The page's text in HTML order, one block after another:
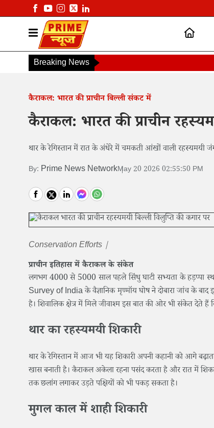
Breaking News
कैराकल: भारत की प्राचीन बिल्ली संकट में
कैराकल: भारत की प्राचीन
थार के रेगिस्तान में रात के अंधेरे में चमकती आंखों वाली रहस्यमयी
By: Prime News NetworkMay 20 2026 02:55:50 PM
Conservation Efforts |
प्राचीन इतिहास में कैराकल के संकेत
लगभग 4000 से 5000 साल पहले सिंधु घाटी सभ्यता के हड़प्पा
Survey of India के वैज्ञानिक मृण्मॉय घोष ने दोबारा जांच के बाद
है। शिवालिक क्षेत्र में मिले जीवाश्म इस बात की ओर भी संकेत देते हैं
थार का रहस्यमयी शिकारी
थार के रेगिस्तान में आज भी यह शिकारी अपनी कहानी को आगे
खास बनाती है। कैराकल अकेला रहना पसंद करता है और रात में
तक छलांग लगाकर उड़ते पक्षियों को भी पकड़ सकता है।
मुगल काल में शाही शिकारी